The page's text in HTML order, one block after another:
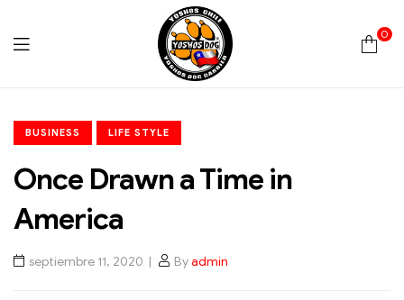
Chile
0
BUSINESS LIFE STYLE
Once Drawn a Time in
America
septiembre 11, 2020 Byadmin